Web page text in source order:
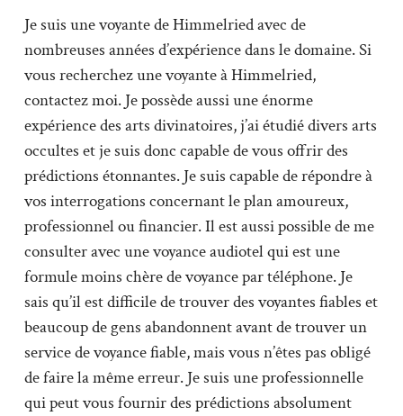
Je suis une voyante de Himmelried avec de
nombreuses années d’expérience dans le domaine. Si
vous recherchez une voyante à Himmelried,
contactez moi. Je possède aussi une énorme
expérience des arts divinatoires, j’ai étudié divers arts
occultes et je suis donc capable de vous offrir des
prédictions étonnantes. Je suis capable de répondre à
vos interrogations concernant le plan amoureux,
professionnel ou financier. Il est aussi possible de me
consulter avec une voyance audiotel qui est une
formule moins chère de voyance par téléphone. Je
sais qu’il est difficile de trouver des voyantes fiables et
beaucoup de gens abandonnent avant de trouver un
service de voyance fiable, mais vous n’êtes pas obligé
de faire la même erreur. Je suis une professionnelle
qui peut vous fournir des prédictions absolument